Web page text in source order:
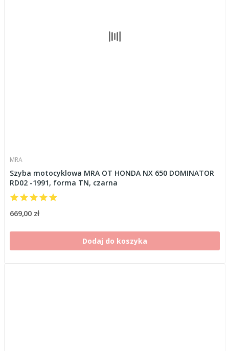
MRA
Szyba motocyklowa MRA OT HONDA NX 650 DOMINATOR
RD02 -1991, forma TN, czarna
669,00 zł
Dodaj do koszyka